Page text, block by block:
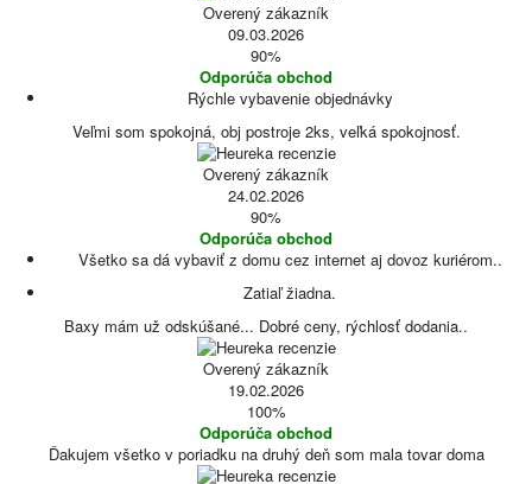
Overený zákazník
09.03.2026
90%
Odporúča obchod
Rýchle vybavenie objednávky
Veľmi som spokojná, obj postroje 2ks, veľká spokojnosť.
Overený zákazník
24.02.2026
90%
Odporúča obchod
Všetko sa dá vybaviť z domu cez internet aj dovoz kuriérom..
Zatiaľ žiadna.
Baxy mám už odskúšané... Dobré ceny, rýchlosť dodania..
Overený zákazník
19.02.2026
100%
Odporúča obchod
Ďakujem všetko v poriadku na druhý deň som mala tovar doma